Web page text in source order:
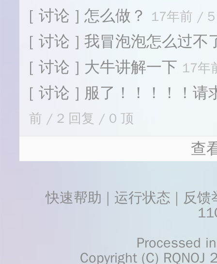
[ 讨论 ] 怎么做？ 17年前 /
[ 讨论 ] 我冒泡泡怎么过不
[ 讨论 ] 大牛讲解一下 17年
[ 讨论 ] 服了！！！！！
前 / 2 回复 / 0 顶
查
快速帮助 | 运行状态 | 反馈